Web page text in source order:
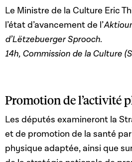
Le Ministre de la Culture Eric
l’état d’avancement de l’
d’Lëtzebuerger Sprooch.
14h, Commission de la Culture
Promotion de l’activité
Les députés examineront la
et de promotion de la santé
physique adaptée, ainsi que